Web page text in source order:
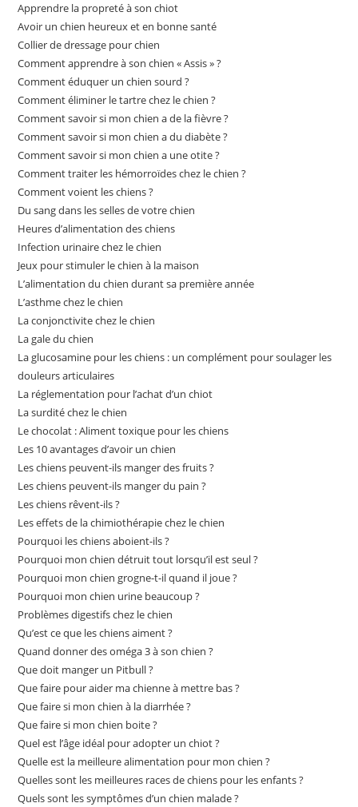
Apprendre la propreté à son chiot
Avoir un chien heureux et en bonne santé
Collier de dressage pour chien
Comment apprendre à son chien « Assis » ?
Comment éduquer un chien sourd ?
Comment éliminer le tartre chez le chien ?
Comment savoir si mon chien a de la fièvre ?
Comment savoir si mon chien a du diabète ?
Comment savoir si mon chien a une otite ?
Comment traiter les hémorroïdes chez le chien ?
Comment voient les chiens ?
Du sang dans les selles de votre chien
Heures d’alimentation des chiens
Infection urinaire chez le chien
Jeux pour stimuler le chien à la maison
L’alimentation du chien durant sa première année
L’asthme chez le chien
La conjonctivite chez le chien
La gale du chien
La glucosamine pour les chiens : un complément pour soulager les
douleurs articulaires
La réglementation pour l’achat d’un chiot
La surdité chez le chien
Le chocolat : Aliment toxique pour les chiens
Les 10 avantages d’avoir un chien
Les chiens peuvent-ils manger des fruits ?
Les chiens peuvent-ils manger du pain ?
Les chiens rêvent-ils ?
Les effets de la chimiothérapie chez le chien
Pourquoi les chiens aboient-ils ?
Pourquoi mon chien détruit tout lorsqu’il est seul ?
Pourquoi mon chien grogne-t-il quand il joue ?
Pourquoi mon chien urine beaucoup ?
Problèmes digestifs chez le chien
Qu’est ce que les chiens aiment ?
Quand donner des oméga 3 à son chien ?
Que doit manger un Pitbull ?
Que faire pour aider ma chienne à mettre bas ?
Que faire si mon chien à la diarrhée ?
Que faire si mon chien boite ?
Quel est l’âge idéal pour adopter un chiot ?
Quelle est la meilleure alimentation pour mon chien ?
Quelles sont les meilleures races de chiens pour les enfants ?
Quels sont les symptômes d’un chien malade ?